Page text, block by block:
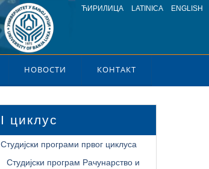
ЋИРИЛИЦА LATINICA ENGLISH
НОВОСТИ КОНТАКТ
I циклус
Студијски програми првог циклуса
Студијски програм Рачунарство и